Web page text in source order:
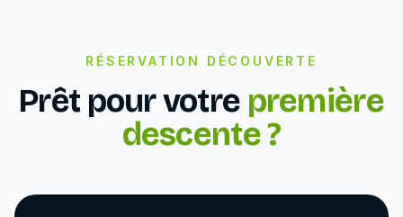
RÉSERVATION DÉCOUVERTE
Prêt pour votre première
descente ?